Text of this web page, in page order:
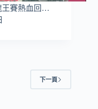
王賽熱血回…
下一頁